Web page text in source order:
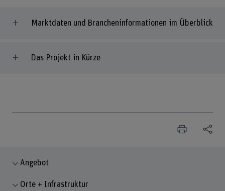
Marktdaten und Brancheninformationen im Überblick
Das Projekt in Kürze
Angebot
Orte + Infrastruktur